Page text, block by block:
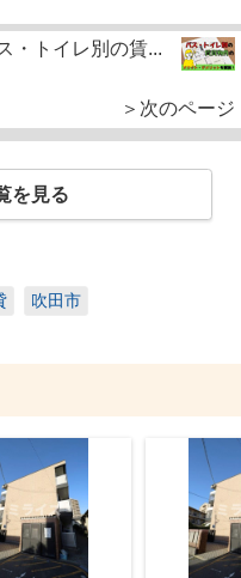
・トイレ別の賃...
＞次のページ
を見る
吹田市